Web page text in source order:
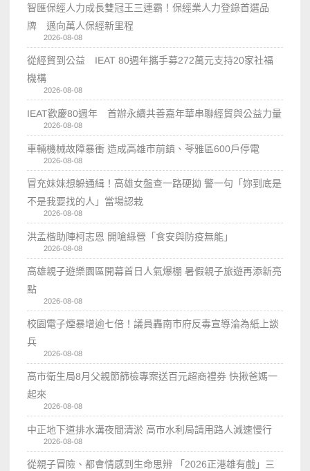
智匯保經人力成長雙冠王三連霸！保經業人力登錄首選品
牌 邁向萬人保經新里程
2026-08-08
從經貿到公益 IEAT 80週年攜手募272萬元支持20家社福
機構
2026-08-08
IEAT歡慶80週年 首辦永續共善嘉年華串聯經貿與公益力量
2026-08-08
車輛機械故障暴衝 造成高雄市前鎮、苓雅區600戶停電
2026-08-08
冒充妹妹想躲通緝！高雄女盤查一路硬拗 警一句「妳到底是
不是我要找的人」當場認栽
2026-08-08
洪孟楷助陣柯志恩 開嗆綠營「食安與防疫無能」
2026-08-08
高雄親子遊樂園區開幕首日人氣爆棚 暑假親子旅遊再添新亮
點
2026-08-08
校園電子煙暴增逾七倍！議員轟南市府反毒宣導淪為紙上談
兵
2026-08-08
高市衛生局8月父親節篩檢專案送百元超商禮券 快揪爸媽一
起來
2026-08-08
中正地下道排水溝夜間清淤 高市水利局請用路人減速慢行
2026-08-08
從親子冒險、都會情感到生命思辨 「2026正港雄有戲」三